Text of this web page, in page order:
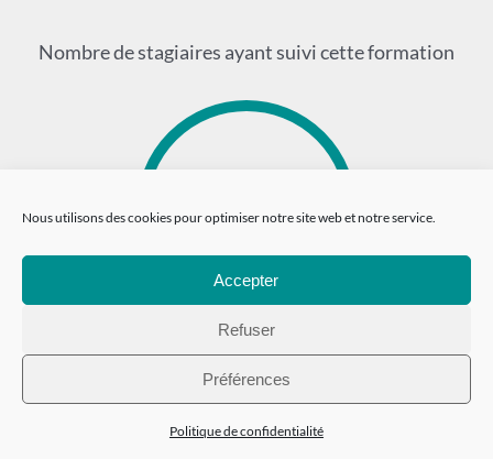
Nous utilisons des cookies pour optimiser notre site web et notre service.
Accepter
Refuser
Préférences
Politique de confidentialité
Nombre de stagiaires ayant suivi cette formation
15
Nombre de stages effectués